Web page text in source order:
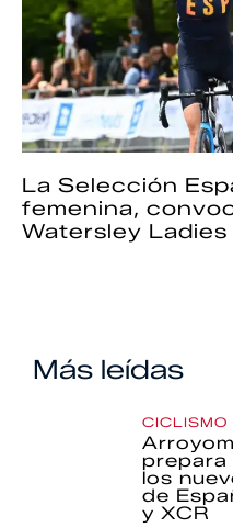
La Selección
femenina,
Watersley Ladies
Más leídas
CICLISMO
prepara
los
de
y XCR